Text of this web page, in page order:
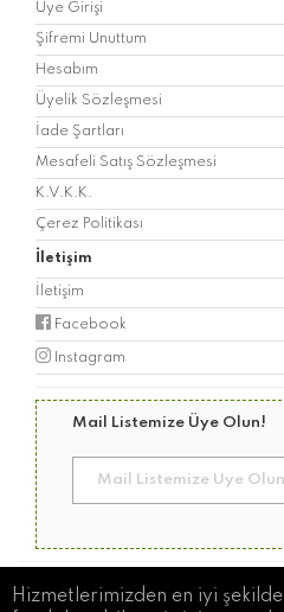
Üye Girişi
Şifremi Unuttum
Hesabım
Üyelik Sözleşmesi
İade Şartları
Mesafeli Satış Sözleşmesi
K.V.K.K.
Çerez Politikası
İletişim
İletişim
Facebook
Instagram
Mail Listemize Üye Olun!
Hizmetlerimizden en iyi şekilde